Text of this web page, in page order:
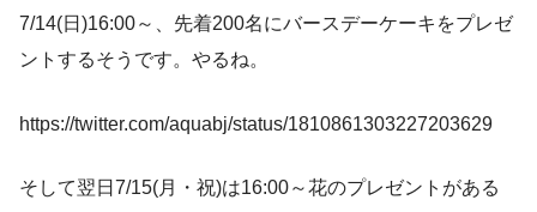
7/14(日)16:00～、先着200名にバースデーケーキをプレゼ
ントするそうです。やるね。
https://twitter.com/aquabj/status/1810861303227203629
そして翌日7/15(月・祝)は16:00～花のプレゼントがある